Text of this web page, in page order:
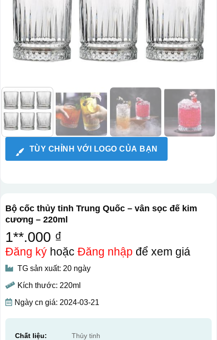
TÙY CHỈNH VỚI LOGO CỦA BẠN
Bộ cốc thủy tinh Trung Quốc – vân sọc đế kim
cương – 220ml
1**.000 ₫
Đăng kýhoặc Đăng nhập để xem giá
TG sản xuất: 20 ngày
Kích thước: 220ml
Ngày cn giá: 2024-03-21
Chất liệu: Thủy tinh